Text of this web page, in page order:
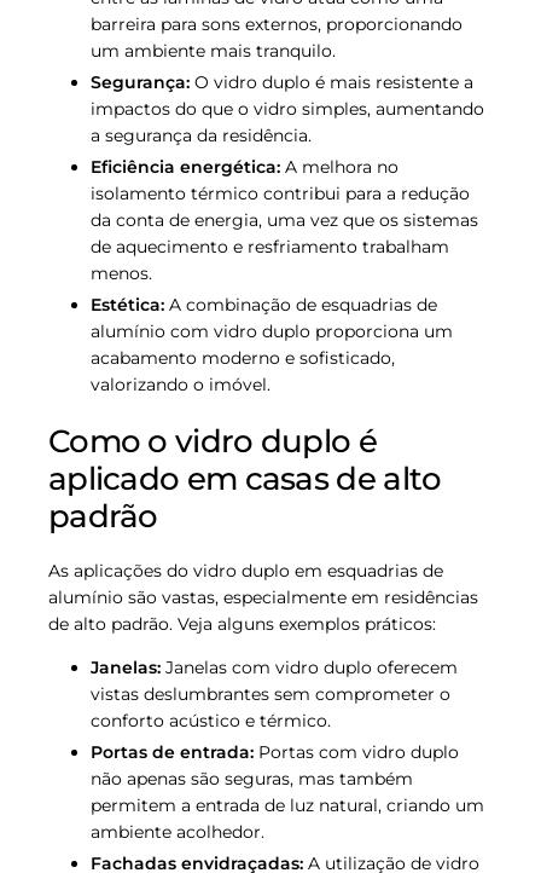
barreira para sons externos, proporcionando
um ambiente mais tranquilo.
Segurança: O vidro duplo é mais resistente a
impactos do que o vidro simples, aumentando
a segurança da residência.
Eficiência energética: A melhora no
isolamento térmico contribui para a redução
da conta de energia, uma vez que os sistemas
de aquecimento e resfriamento trabalham
menos.
Estética: A combinação de esquadrias de
alumínio com vidro duplo proporciona um
acabamento moderno e sofisticado,
valorizando o imóvel.
Como o vidro duplo é
aplicado em casas de alto
padrão
As aplicações do vidro duplo em esquadrias de
alumínio são vastas, especialmente em residências
de alto padrão. Veja alguns exemplos práticos:
Janelas: Janelas com vidro duplo oferecem
vistas deslumbrantes sem comprometer o
conforto acústico e térmico.
Portas de entrada: Portas com vidro duplo
não apenas são seguras, mas também
permitem a entrada de luz natural, criando um
ambiente acolhedor.
Fachadas envidraçadas: A utilização de vidro